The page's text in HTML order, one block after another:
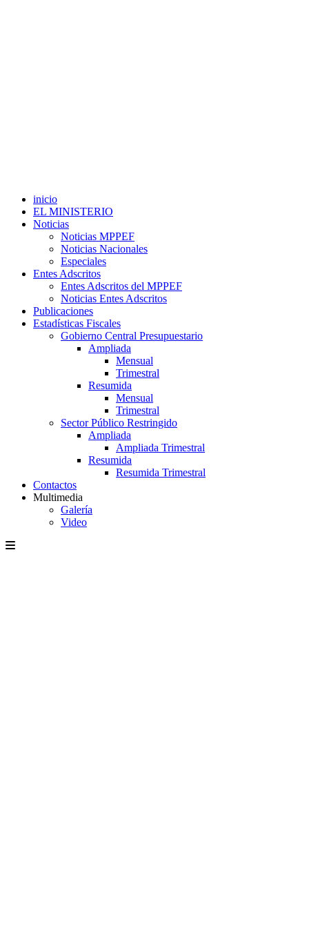
inicio
EL MINISTERIO
Noticias
Noticias MPPEF
Noticias Nacionales
Especiales
Entes Adscritos
Entes Adscritos del MPPEF
Noticias Entes Adscritos
Publicaciones
Estadísticas Fiscales
Gobierno Central Presupuestario
Ampliada
Mensual
Trimestral
Resumida
Mensual
Trimestral
Sector Público Restringido
Ampliada
Ampliada Trimestral
Resumida
Resumida Trimestral
Contactos
Multimedia
Galería
Video